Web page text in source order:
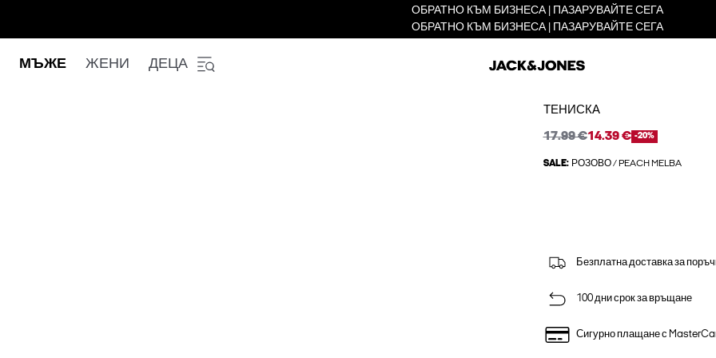
ОБРАТНО КЪМ БИЗНЕСА | ПАЗАРУВАЙТЕ СЕГА
ОБРАТНО КЪМ БИЗНЕСА | ПАЗАРУВАЙТЕ СЕГА
МЪЖЕ ЖЕНИ ДЕЦА
ТЕНИСКА
17.99 €14.39 € -20%
SALE: РОЗОВО / PEACH MELBA
Безплатна доставка за
100 дни срок за връщане
Сигурно плащане с